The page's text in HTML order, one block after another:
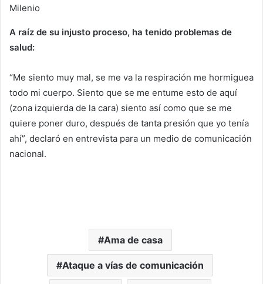
Milenio
A raíz de su injusto proceso, ha tenido problemas de
salud:
“Me siento muy mal, se me va la respiración me hormiguea
todo mi cuerpo. Siento que se me entume esto de aquí
(zona izquierda de la cara) siento así como que se me
quiere poner duro, después de tanta presión que yo tenía
ahí”, declaró en entrevista para un medio de comunicación
nacional.
Ama de casa
Ataque a vías de comunicación